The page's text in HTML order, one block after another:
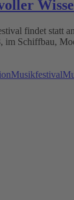
findet statt
im Schiffbau,
Musikfestival